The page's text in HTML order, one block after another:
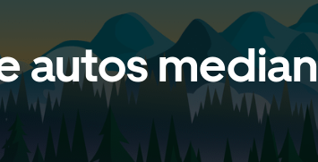
autos